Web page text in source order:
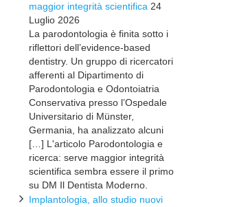
maggior integrità scientifica 24
Luglio 2026
La parodontologia è finita sotto i
riflettori dell’evidence-based
dentistry. Un gruppo di ricercatori
afferenti al Dipartimento di
Parodontologia e Odontoiatria
Conservativa presso l’Ospedale
Universitario di Münster,
Germania, ha analizzato alcuni
[…] L'articolo Parodontologia e
ricerca: serve maggior integrità
scientifica sembra essere il primo
su DM Il Dentista Moderno.
Implantologia, allo studio nuovi